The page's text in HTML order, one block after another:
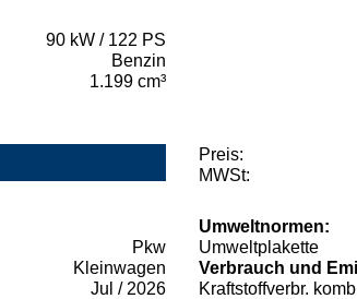
90 kW / 122 PS
Benzin
1.199 cm³
Preis:
MWSt:
Pkw
Kleinwagen
Jul / 2026
Umweltnormen:
Umweltplakette
Verbrauch und
Kraftstoffverbr.